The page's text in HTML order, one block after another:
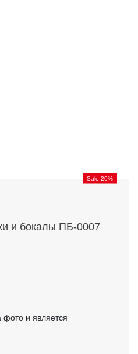
Sale 20%
и бокалы ПБ-0007
фото и является